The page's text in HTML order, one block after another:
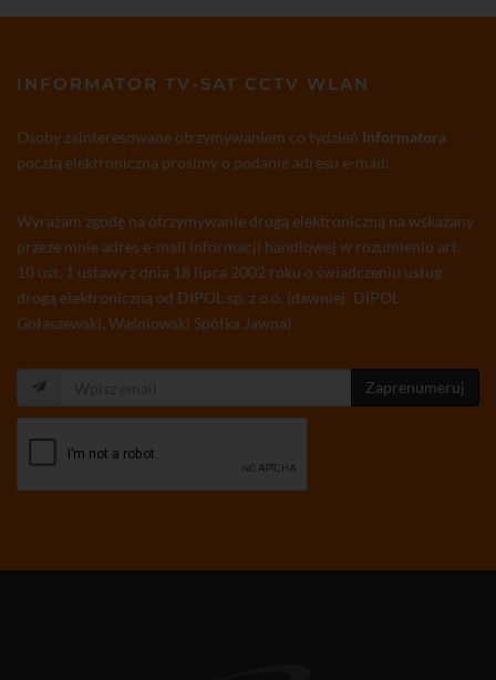
INFORMATOR TV-SAT CCTV WLAN
Osoby zainteresowane otrzymywaniem co tydzień Informatora
pocztą elektroniczną prosimy o podanie adresu e-mail:
Wyrażam zgodę na otrzymywanie drogą elektroniczną na wskazany
przeze mnie adres e-mail informacji handlowej w rozumieniu art.
10 ust. 1 ustawy z dnia 18 lipca 2002 roku o świadczeniu usług
drogą elektroniczną od DIPOL sp. z o.o. (dawniej: DIPOL
Gołaszewski, Waśniowski Spółka Jawna)
Zaprenumeruj